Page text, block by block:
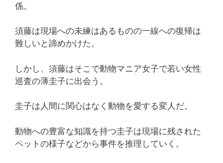
係。
須藤は現場への未練はあるものの一線への復帰は
難しいと諦めかけた。
しかし、須藤はそこで動物マニア女子で若い女性
巡査の薄圭子に出会う。
圭子は人間に関心はなく動物を愛する変人だ。
動物への豊富な知識を持つ圭子は現場に残された
ペットの様子などから事件を推理していく。